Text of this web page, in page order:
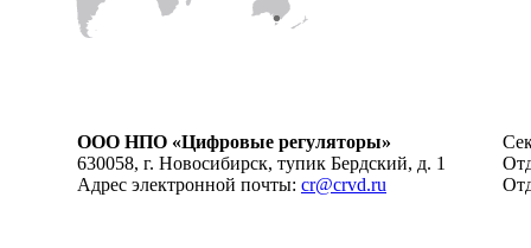
ООО НПО «Цифровые регуляторы»
630058, г. Новосибирск, тупик Бердский, д. 1
Адрес электронной почты: cr@crvd.ru